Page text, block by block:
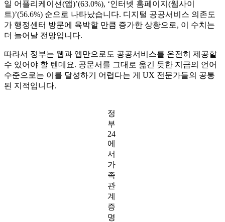
일 어플리케이션(앱)’(63.0%), ‘인터넷 홈페이지(웹사이
트)’(56.6%) 순으로 나타났습니다. 디지털 공공서비스 의존도
가 행정센터 방문에 육박할 만큼 증가한 상황으로, 이 수치는
더 늘어날 전망입니다.
따라서 정부는 웹과 앱만으로도 공공서비스를 온전히 제공할
수 있어야 할 텐데요. 공문서를 그대로 옮긴 듯한 지금의 언어
수준으로는 이를 달성하기 어렵다는 게 UX 전문가들의 공통
된 지적입니다.
정
부
24
에
서
가
족
관
계
증
명